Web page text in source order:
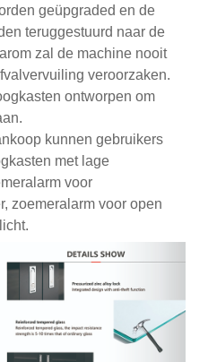
geüpgraded en de
teruggestuurd naar de
zal de machine nooit
veroorzaken.
ontworpen om
kunnen gebruikers
met lage
voor
zoemeralarm voor open